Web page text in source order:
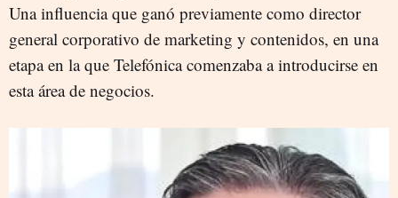
Una influencia que ganó previamente como director
general corporativo de marketing y contenidos, en una
etapa en la que Telefónica comenzaba a introducirse en
esta área de negocios.